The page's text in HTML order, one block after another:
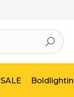
SALE